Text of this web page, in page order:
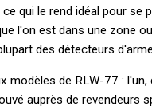
qui le rend idéal pour
l'on est dans une zone
des détecteurs
modèles de RLW-77 :
auprès de revendeurs